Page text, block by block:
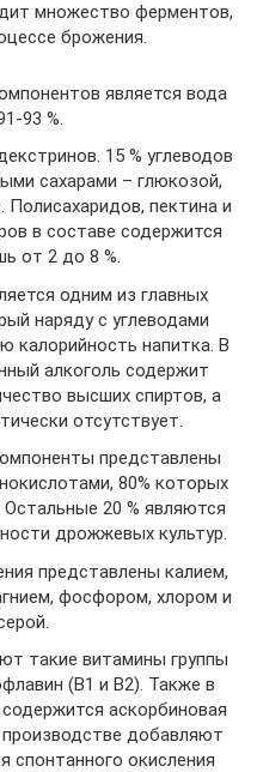
множество ферментов,
брожения.
является вода
93 %.
15 % углеводов
сахарами – глюкозой,
Полисахаридов, пектина и
в составе содержится
от 2 до 8 %.
одним из главных
наряду с углеводами
калорийность напитка. В
алкоголь содержит
высших спиртов, а
отсутствует.
представлены
80% которых
20 % являются
дрожжевых культур.
представлены калием,
фосфором, хлором и
такие витамины группы
(В1 и В2). Также в
аскорбиновая
добавляют
спонтанного окисления